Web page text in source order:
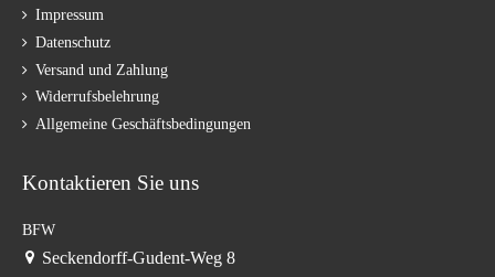
Impressum
Datenschutz
Versand und Zahlung
Widerrufsbelehrung
Allgemeine Geschäftsbedingungen
Kontaktieren Sie uns
BFW
Seckendorff-Gudent-Weg 8